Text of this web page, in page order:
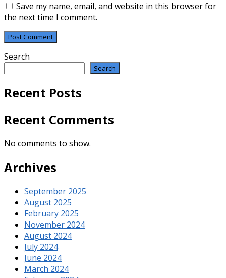
Save my name, email, and website in this browser for
the next time I comment.
Search
Search
Recent Posts
Recent Comments
No comments to show.
Archives
September 2025
August 2025
February 2025
November 2024
August 2024
July 2024
June 2024
March 2024